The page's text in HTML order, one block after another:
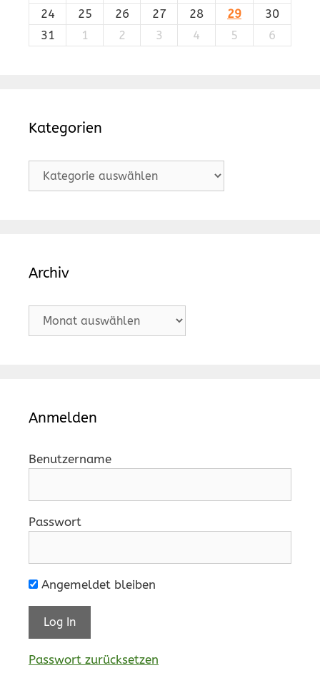
24
25 26 27 28 29
30
31
1 2 3 4 5 6
Kategorien
Kategorien
Archiv
Archiv
Anmelden
Benutzername
Passwort
Angemeldet bleiben
Passwort zurücksetzen